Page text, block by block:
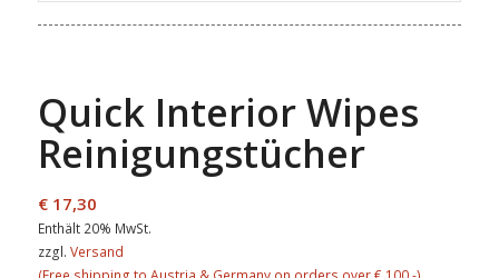
Quick Interior Wipes
Reinigungstücher
€17,30
Enthält 20% MwSt.
zzgl. Versand